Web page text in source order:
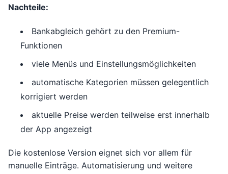
Nachteile:
Bankabgleich gehört zu den Premium-
Funktionen
viele Menüs und Einstellungsmöglichkeiten
automatische Kategorien müssen gelegentlich
korrigiert werden
aktuelle Preise werden teilweise erst innerhalb
der App angezeigt
Die kostenlose Version eignet sich vor allem für
manuelle Einträge. Automatisierung und weitere